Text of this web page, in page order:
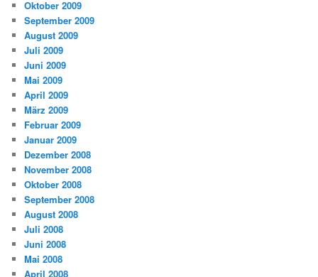
Oktober 2009
September 2009
August 2009
Juli 2009
Juni 2009
Mai 2009
April 2009
März 2009
Februar 2009
Januar 2009
Dezember 2008
November 2008
Oktober 2008
September 2008
August 2008
Juli 2008
Juni 2008
Mai 2008
April 2008